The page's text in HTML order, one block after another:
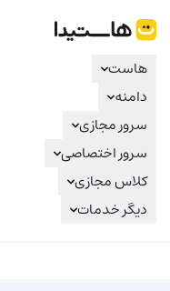
هاستیدا
هاست
دامنه
سرور مجازی
سرور اختصاصی
کلاس مجازی
دیگر خدمات